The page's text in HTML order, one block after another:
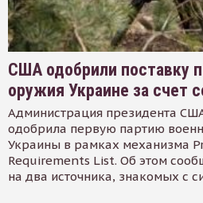
США одобрили поставку
оружия Украине за счет
Администрация президента
одобрила первую партию
Украины в рамках механизма
Requirements List. Об этом
на два источника, знакомых с